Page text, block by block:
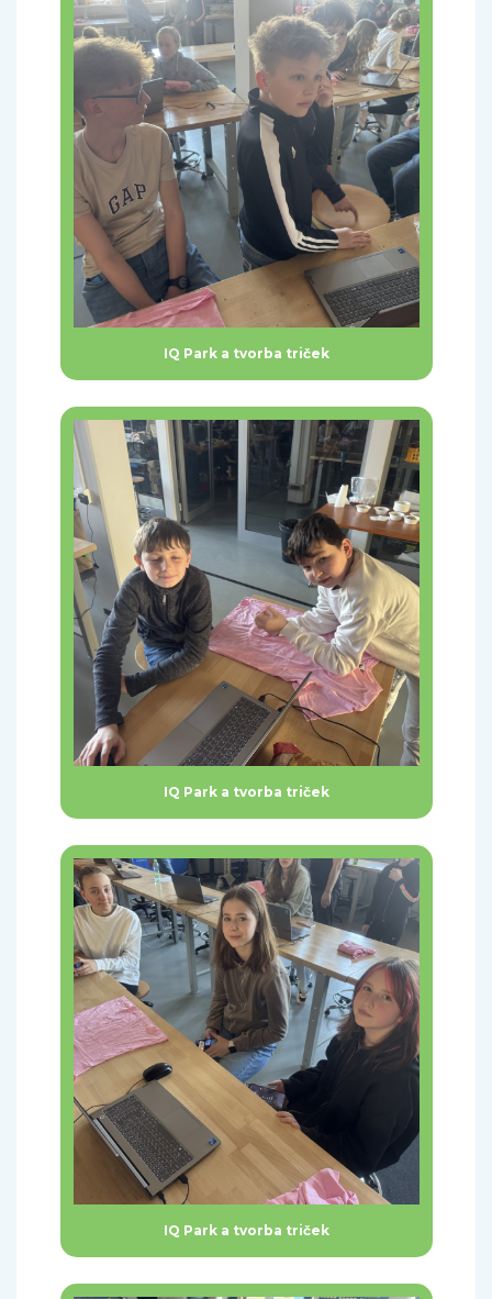
IQ Park a tvorba triček
IQ Park a tvorba triček
IQ Park a tvorba triček